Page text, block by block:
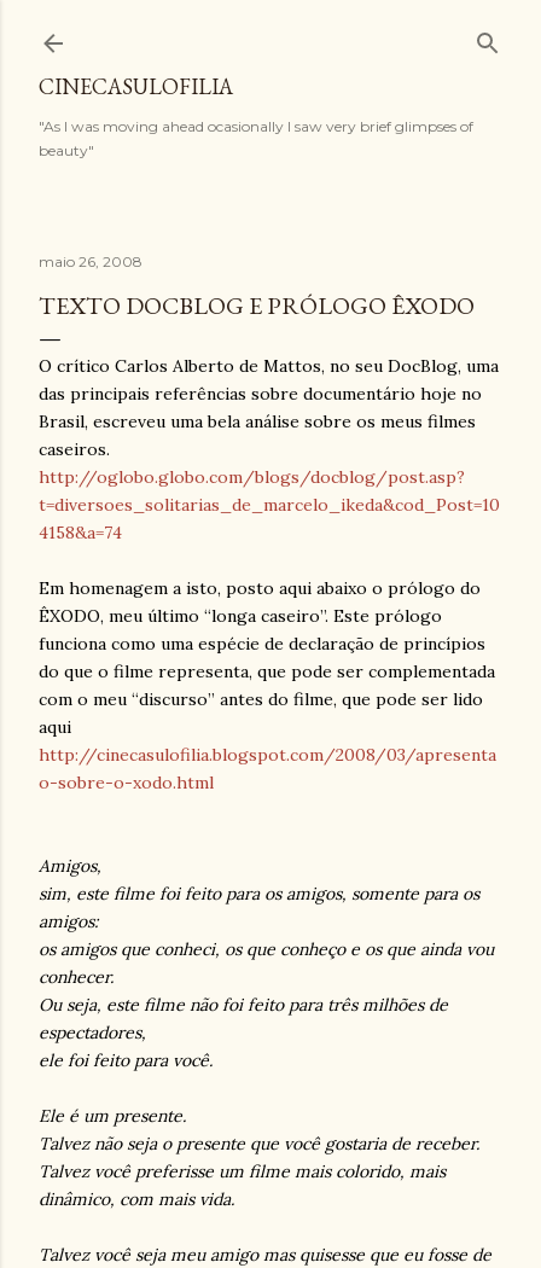
CINECASULOFILIA
"As I was moving ahead ocasionally I saw very brief glimpses of
beauty"
maio 26, 2008
TEXTO DOCBLOG E PRÓLOGO ÊXODO
O crítico Carlos Alberto de Mattos, no seu DocBlog, uma
das principais referências sobre documentário hoje no
Brasil, escreveu uma bela análise sobre os meus filmes
caseiros.
http://oglobo.globo.com/blogs/docblog/post.asp?
t=diversoes_solitarias_de_marcelo_ikeda&cod_Post=10
4158&a=74
Em homenagem a isto, posto aqui abaixo o prólogo do
ÊXODO, meu último “longa caseiro”. Este prólogo
funciona como uma espécie de declaração de princípios
do que o filme representa, que pode ser complementada
com o meu “discurso” antes do filme, que pode ser lido
aqui
http://cinecasulofilia.blogspot.com/2008/03/apresenta
o-sobre-o-xodo.html
Amigos,
sim, este filme foi feito para os amigos, somente para os
amigos:
os amigos que conheci, os que conheço e os que ainda vou
conhecer.
Ou seja, este filme não foi feito para três milhões de
espectadores,
ele foi feito para você.
Ele é um presente.
Talvez não seja o presente que você gostaria de receber.
Talvez você preferisse um filme mais colorido, mais
dinâmico, com mais vida.
Talvez você seja meu amigo mas quisesse que eu fosse de